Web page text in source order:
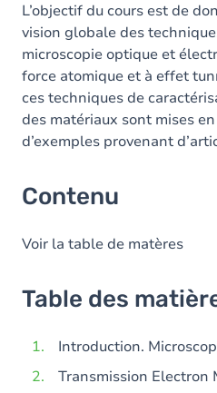
L’objectif du cours est de
vision globale des
microscopie optique et
force atomique et à effet
ces techniques de
des matériaux sont mises
d’exemples provenant
Contenu
Voir la table de matères
Table des
Introduction.
Transmission Electron